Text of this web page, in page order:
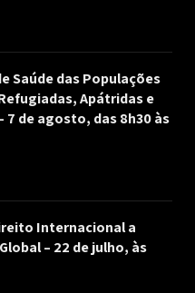
Saúde das Populações
Apátridas e
7 de agosto, das 8h30 às
Internacional a
– 22 de julho, às